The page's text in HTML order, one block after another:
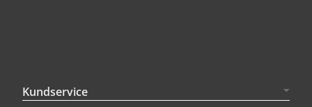
Kundservice